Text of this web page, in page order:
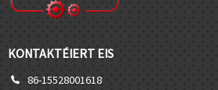
KONTAKTÉIERT EIS
86-15528001618